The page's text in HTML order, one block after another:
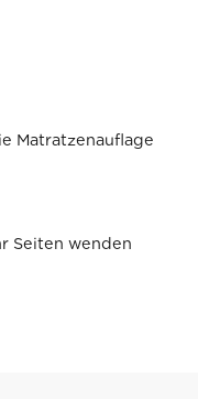
Matratzenauflage
Seiten wenden